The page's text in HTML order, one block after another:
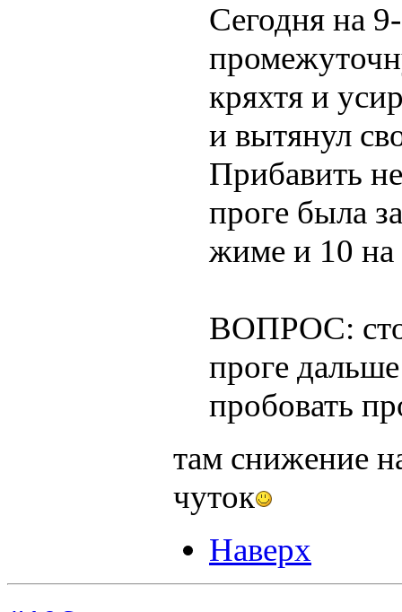
Сегодня на
кряхтя и
и вытянул
Прибавить
проге была
жиме и 10 на
ВОПРОС:
проге
пробовать
там снижение
чуток
Наверх